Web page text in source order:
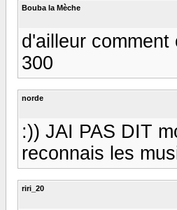
Bouba la Mèche
d'ailleur
300
norde
:)) JAI PAS DIT
reconnais les
riri_20